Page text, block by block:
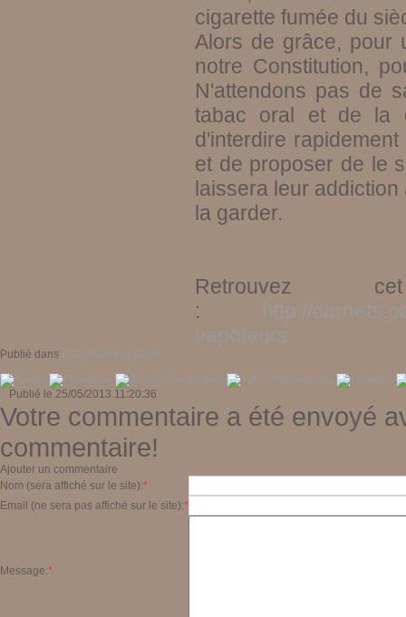
cigarette fumée du
Alors de grâce, pour
notre Constitution,
N'attendons pas de
tabac oral et de la
d'interdire
et de proposer de le
laissera leur
la garder.
: http://
vapoteurs
Publié dans E-Cigarette et Santé
Publié le 25/05/2013 11:20:36
Votre commentaire a été envoyé
commentaire!
Ajouter un commentaire
Nom (sera affiché sur le site):*
Email (ne sera pas affiché sur le site):*
Message:*